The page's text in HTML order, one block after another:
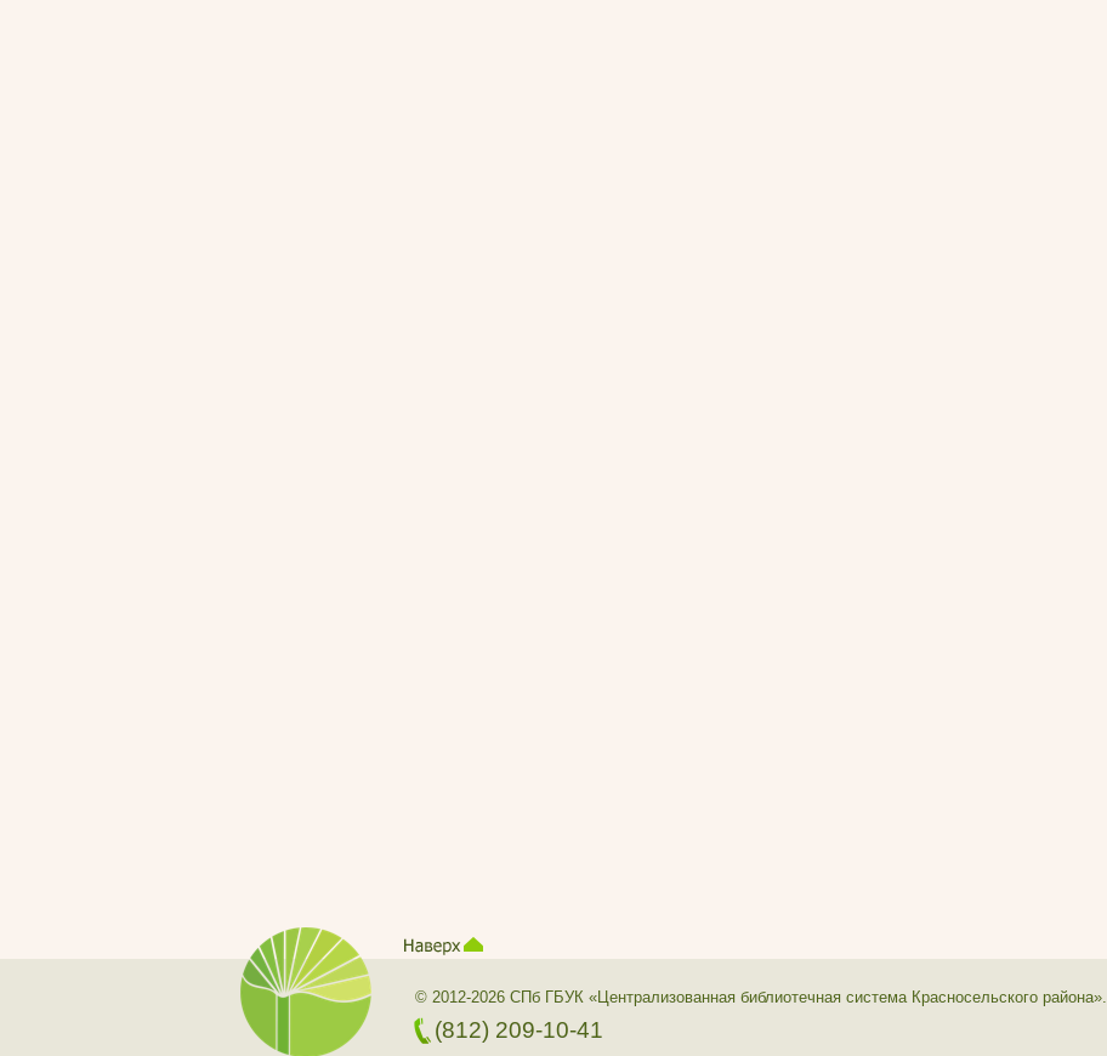
© 2012-2026 СПб ГБУК «Централизованная библиотечная система Красносельского района».
(812) 209-10-41